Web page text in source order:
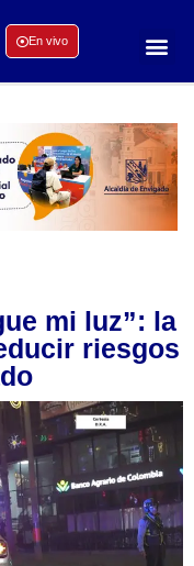
En vivo
mi luz”: la
riesgos